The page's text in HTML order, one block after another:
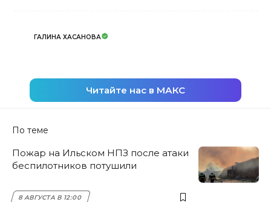
ГАЛИНА ХАСАНОВА
Читайте нас в МАКС
По теме
Пожар на Ильском НПЗ после атаки
беспилотников потушили
8 АВГУСТА В 12:00